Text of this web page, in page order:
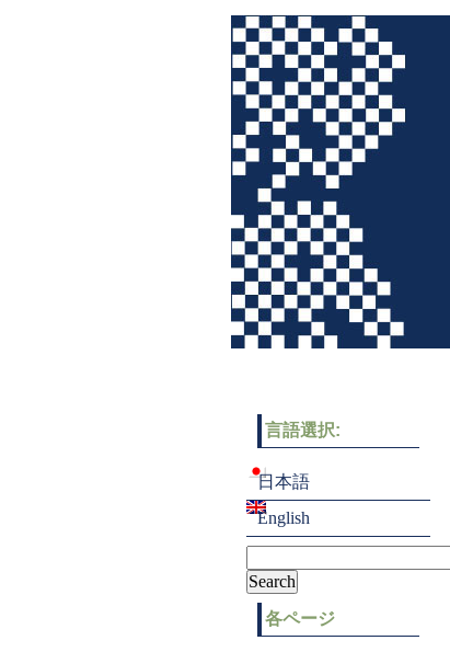
言語選択:
日本語
English
各ページ